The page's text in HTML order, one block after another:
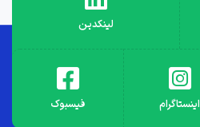
لینکدین
اینستاگرام فیسبوک